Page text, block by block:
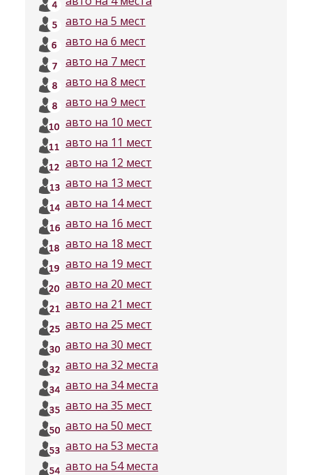
авто на 5 мест
авто на 6 мест
авто на 7 мест
авто на 8 мест
авто на 9 мест
авто на 10 мест
авто на 11 мест
авто на 12 мест
авто на 13 мест
авто на 14 мест
авто на 16 мест
авто на 18 мест
авто на 19 мест
авто на 20 мест
авто на 21 мест
авто на 25 мест
авто на 30 мест
авто на 32 места
авто на 34 места
авто на 35 мест
авто на 50 мест
авто на 53 места
авто на 54 места